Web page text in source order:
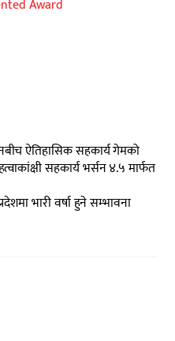
Award
ऐतिहासिक सहकार्य गेमको
सहकार्य भर्सन ४.५ मार्फत
भारी वर्षा हुने सम्भावना